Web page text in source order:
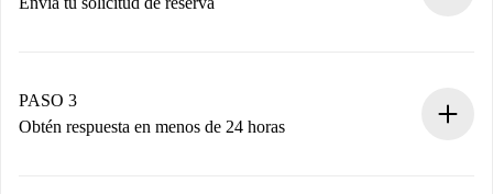
propietario acepte.
PASO 3
Obtén respuesta en menos de 24 horas